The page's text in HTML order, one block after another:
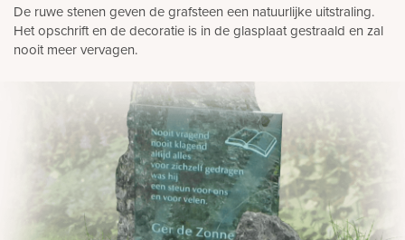
De ruwe stenen geven de grafsteen een natuurlijke uitstraling.
Het opschrift en de decoratie is in de glasplaat gestraald en zal
nooit meer vervagen.